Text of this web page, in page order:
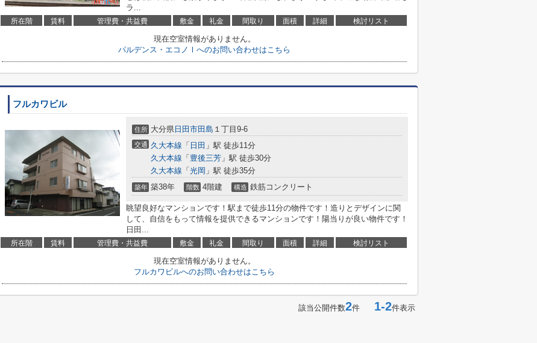
ラ...
所在階 賃料 管理費・共益費 敷金 礼金 間取り 面積 詳細 検討リスト
現在空室情報がありません。
パルデンス・エコノⅠへのお問い合わせはこちら
フルカワビル
住所 大分県 日田市田島 １丁目9-6
交通 久大本線 「 日田 」駅 徒歩11分
久大本線 「 豊後三芳 」駅 徒歩30分
久大本線 「 光岡 」駅 徒歩35分
築年 築38年 階数 4階建 構造 鉄筋コンクリート
眺望良好なマンションです！駅まで徒歩11分の物件です！造りとデザインに関
して、自信をもって情報を提供できるマンションです！陽当りが良い物件です！
日田...
所在階 賃料 管理費・共益費 敷金 礼金 間取り 面積 詳細 検討リスト
現在空室情報がありません。
フルカワビルへのお問い合わせはこちら
該当公開件数2件 1-2件表示